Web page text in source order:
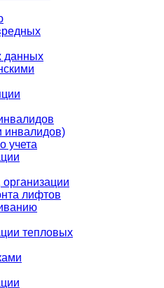
данных
инвалидов)
учета
лифтов
тепловых